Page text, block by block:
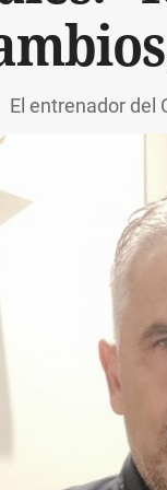
El entrenador del